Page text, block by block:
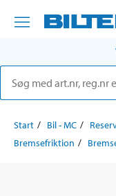
Start Bil - MC
Bremsefriktion